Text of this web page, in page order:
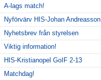
A-lags match!
Nyförvärv HIS-Johan Andreasson
Nyhetsbrev från styrelsen
Viktig information!
HIS-Kristianopel GoIF 2-13
Matchdag!